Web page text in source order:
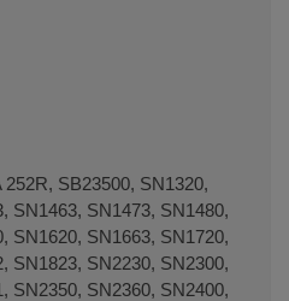
SB23500, SN1320,
SN1463, SN1473, SN1480,
SN1620, SN1663, SN1720,
SN1823, SN2230, SN2300,
SN2350, SN2360, SN2400,